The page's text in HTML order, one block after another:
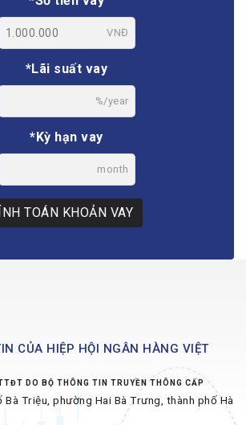
VNĐ
*Lãi suất vay
%/year
*Kỳ hạn vay
month
TOÁN KHOẢN VAY
CỦA HIỆP HỘI NGÂN HÀNG VIỆT
DO BỘ THÔNG TIN TRUYỀN THÔNG CẤP
Bà Triệu, phường Hai Bà Trưng, thành phố Hà